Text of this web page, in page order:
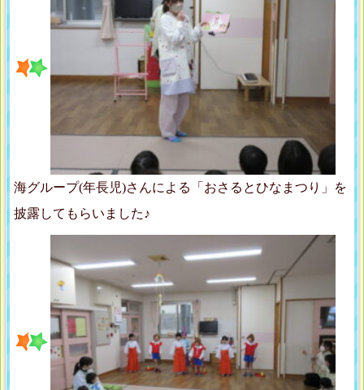
海グループ(年長児)さんによる「おさるとひなまつり」を
披露してもらいました♪